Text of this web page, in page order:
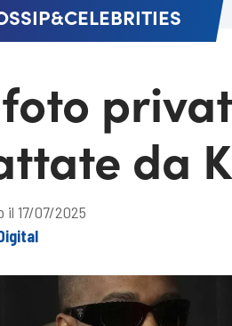
da
il 17/07/2025